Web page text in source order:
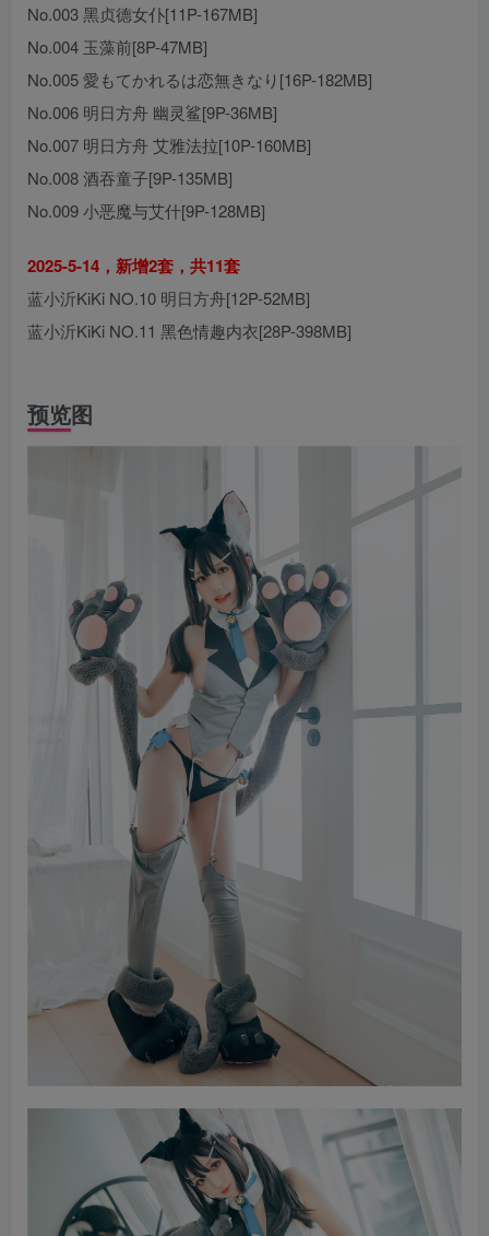
No.003 黑贞德女仆[11P-167MB]
No.004 玉藻前[8P-47MB]
No.005 愛もてかれるは恋無きなり[16P-182MB]
No.006 明日方舟 幽灵鲨[9P-36MB]
No.007 明日方舟 艾雅法拉[10P-160MB]
No.008 酒吞童子[9P-135MB]
No.009 小恶魔与艾什[9P-128MB]
2025-5-14，新增2套，共11套
蓝小沂KiKi NO.10 明日方舟[12P-52MB]
蓝小沂KiKi NO.11 黑色情趣内衣[28P-398MB]
预览图